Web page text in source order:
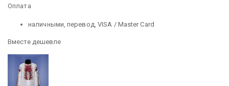
Оплата
наличными, перевод, VISA / Master Card
Вместе дешевле